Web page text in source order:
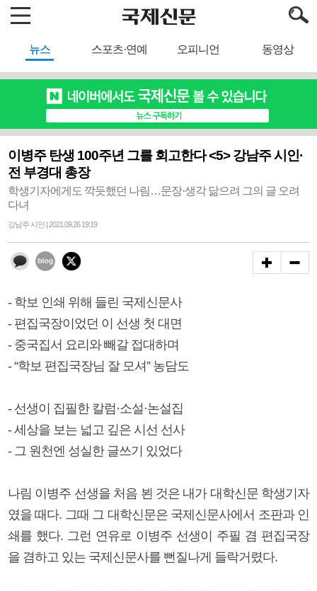
뉴스 스포츠·연예 오피니언 동영상
이병주 탄생 100주년 그를 회고한다 <5> 강남주 시인·
전 부경대 총장
학생기자에게도 깍듯했던 나림…문장·생각 닮으려 그의 글 오려
다녀
강남주 시인 | 2021.09.26 19:19
- 학보 인쇄 위해 들린 국제신문사
- 편집국장이었던 이 선생 첫 대면
- 중국집서 요리와 빼갈 접대하며
- “학보 편집국장님 잘 모셔” 농담도
- 선생이 집필한 칼럼·소설·논설집
- 세상을 보는 넓고 깊은 시선 선사
- 그 원천엔 성실한 글쓰기 있었다
나림 이병주 선생을 처음 뵌 것은 내가 대학신문 학생기자
였을 때다. 그때 그 대학신문은 국제신문사에서 조판과 인
쇄를 했다. 그런 연유로 이병주 선생이 주필 겸 편집국장
을 겸하고 있는 국제신문사를 뻔질나게 들락거렸다.